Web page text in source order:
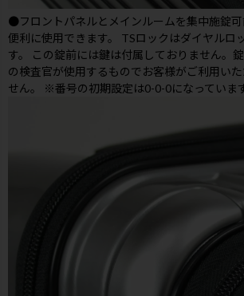
●フロントパネルとメインルームを集中施錠
便利に使用できます。 TSロックはダイヤルロ
す。 この錠前には鍵は付属しておりません。
の検査官が使用するものでお客様がご利用い
せん。 ※番号の初期設定は0-0-0になっています